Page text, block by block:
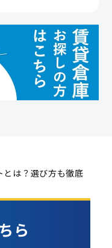
とは？選び方も徹底
ら